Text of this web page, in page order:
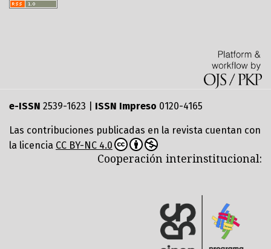
e-ISSN 2539-1623 | ISSN Impreso 0120-4165
Las contribuciones publicadas en la revista cuentan con
la licencia CC BY-NC 4.0
Cooperación interinstitucional: